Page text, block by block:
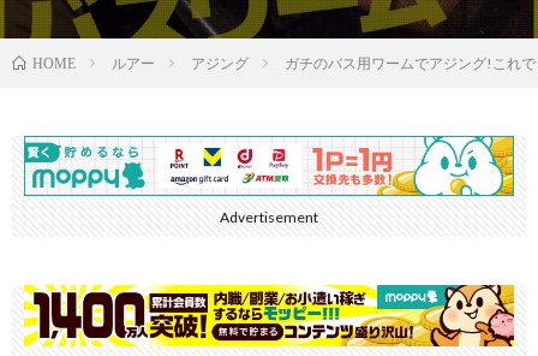
HOME ルアー アジング ガチのバス用ワームでアジング!これ
Advertisement